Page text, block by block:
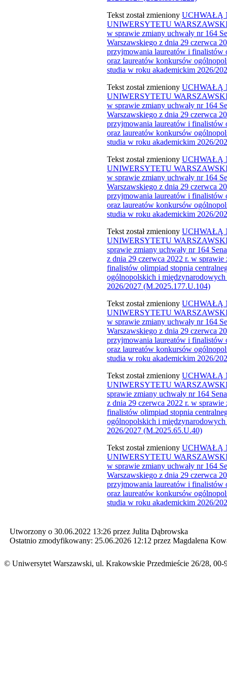
Tekst został zmieniony UCHWAŁĄ
UNIWERSYTETU
w sprawie zmiany uchwały nr 164
Warszawskiego z dnia 29 czerwca
przyjmowania laureatów i finalistów
oraz laureatów konkursów
studia w roku akademickim 2026/
Tekst został zmieniony UCHWAŁĄ
UNIWERSYTETU
w sprawie zmiany uchwały nr 164
Warszawskiego z dnia 29 czerwca
przyjmowania laureatów i finalistów
oraz laureatów konkursów
studia w roku akademickim 2026/
Tekst został zmieniony UCHWAŁĄ
UNIWERSYTETU
w sprawie zmiany uchwały nr 164
Warszawskiego z dnia 29 czerwca
przyjmowania laureatów i finalistów
oraz laureatów konkursów
studia w roku akademickim 2026/
Tekst został zmieniony ​ UCHWAŁĄ
UNIWERSYTETU
sprawie zmiany uchwały nr 164
z dnia 29 czerwca 2022 r. w
finalistów olimpiad stopnia
ogólnopolskich i
2026/2027​ (M.2025.177.U.104)​
Tekst został zmieniony UCHWAŁĄ
UNIWERSYTETU
w sprawie zmiany uchwały nr 164
Warszawskiego z dnia 29 czerwca
przyjmowania laureatów i finalistów
oraz laureatów konkursów
studia w roku akademickim 2026/
Tekst został zmieniony UCHWAŁĄ
UNIWERSYTETU
sprawie zmiany uchwały nr 164
z dnia 29 czerwca 2022 r. w
finalistów olimpiad stopnia
ogólnopolskich i
2026/2027 (M.2025.​65.U.40)
Tekst został zmieniony UCHWAŁĄ
UNIWERSYTETU
w sprawie zmiany uchwały nr 164
Warszawskiego z dnia 29 czerwca
przyjmowania laureatów i finalistów
oraz laureatów konkursów
studia w roku akademickim 2026/
Utworzony o 30.06.2022 13:26 przez Julita Dąbrowska
Ostatnio zmodyfikowany: 25.06.2026 12:12 przez Magdalena
© Uniwersytet Warszawski, ul. Krakowskie Przedmieście 26/28, 00-